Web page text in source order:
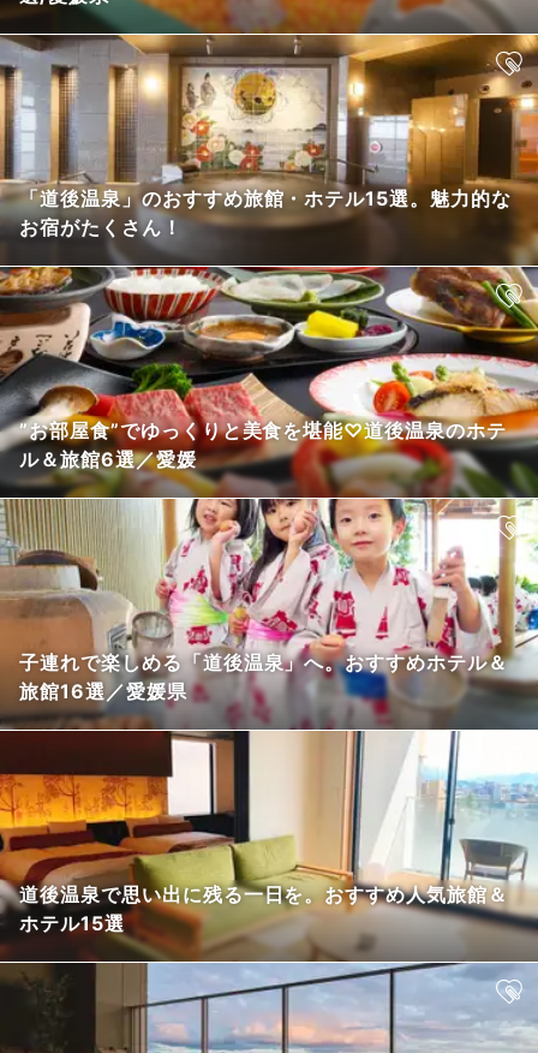
「道後温泉」のおすすめ旅館・ホテル15選。魅力的な
お宿がたくさん！
”お部屋食”でゆっくりと美食を堪能♡道後温泉のホテ
ル＆旅館6選／愛媛
子連れで楽しめる「道後温泉」へ。おすすめホテル＆
旅館16選／愛媛県
道後温泉で思い出に残る一日を。おすすめ人気旅館＆
ホテル15選